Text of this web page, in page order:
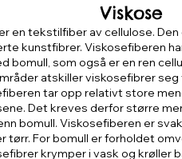
Viskose
en tekstilfiber av cellulose.
kunstfibrer. Viskosefiberen
bomull, som også er en ren
atskiller viskosefibrer seg
tar opp relativt store
Det kreves derfor større
bomull. Viskosefiberen er
tørr. For bomull er forholdet
krymper i vask og krøller